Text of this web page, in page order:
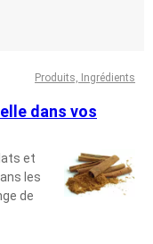
Produits, Ingrédients
dans vos
et
les
de